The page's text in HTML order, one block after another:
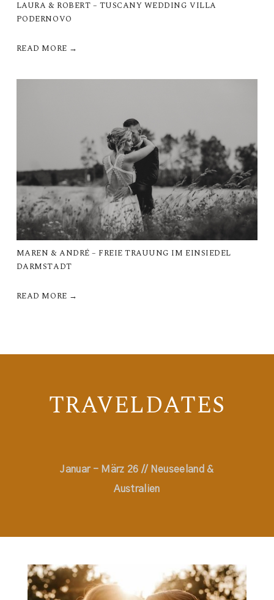
LAURA & ROBERT – TUSCANY WEDDING VILLA
PODERNOVO
READ MORE →
MAREN & ANDRÉ – FREIE TRAUUNG IM EINSIEDEL
DARMSTADT
READ MORE →
Januar - März 26 // Neuseeland &
Australien
TRAVELDATES